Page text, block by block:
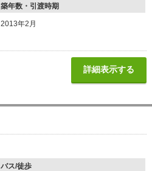
築年数・引渡時期
2013年2月
詳細表示する
バス/徒歩